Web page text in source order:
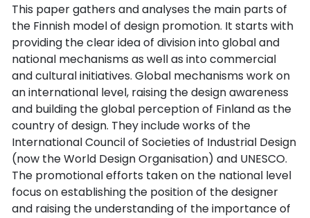
This paper gathers and analyses the main parts of
the Finnish model of design promotion. It starts with
providing the clear idea of division into global and
national mechanisms as well as into commercial
and cultural initiatives. Global mechanisms work on
an international level, raising the design awareness
and building the global perception of Finland as the
country of design. They include works of the
International Council of Societies of Industrial Design
(now the World Design Organisation) and UNESCO.
The promotional efforts taken on the national level
focus on establishing the position of the designer
and raising the understanding of the importance of